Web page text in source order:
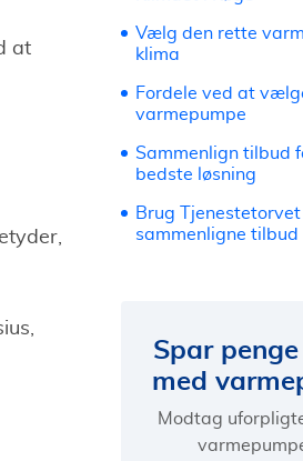
at
Vælg den rette
klima
Fordele ved at
varmepumpe
Sammenlign tilbud
bedste løsning
Brug
sammenligne tilbud
Spar
med
Modtag